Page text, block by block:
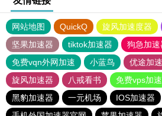
网站地图 QuickQ 旋风加速度器
坚果加速器
tiktok加速器
狗急加速
免费vqn外网加速
小蓝鸟 优途加
旋风加速器
八戒看书
免费vps加
黑豹加速器
一元机场 IOS加速器